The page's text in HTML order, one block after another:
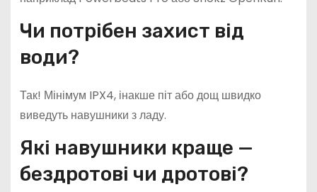
Чи потрібен захист від
води?
Так! Мінімум IPX4, інакше піт або дощ швидко
виведуть навушники з ладу.
Які навушники краще —
бездротові чи дротові?